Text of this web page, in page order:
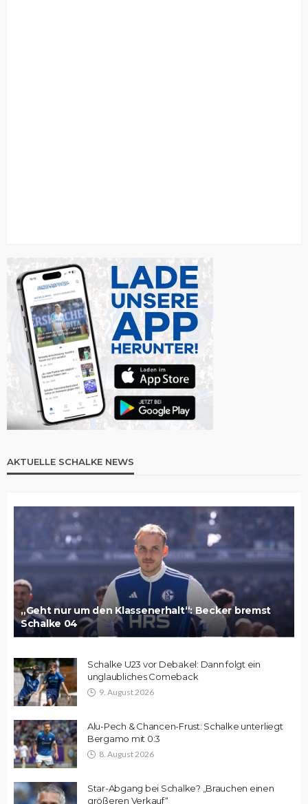
AKTUELLE SCHALKE NEWS
„Geht nur um den Klassenerhalt“: Becker bremst
Schalke 04
Schalke U23 vor Debakel: Dann folgt ein
unglaubliches Comeback
9. August 2026
Alu-Pech & Chancen-Frust: Schalke unterliegt
Bergamo mit 0:3
8. August 2026
Star-Abgang bei Schalke? „Brauchen einen
größeren Verkauf“